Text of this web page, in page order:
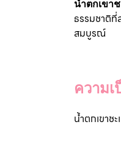
น้ำตกเขาช
ธรรมชาติที่
สมบูรณ์
ความ
น้ำตกเขาช